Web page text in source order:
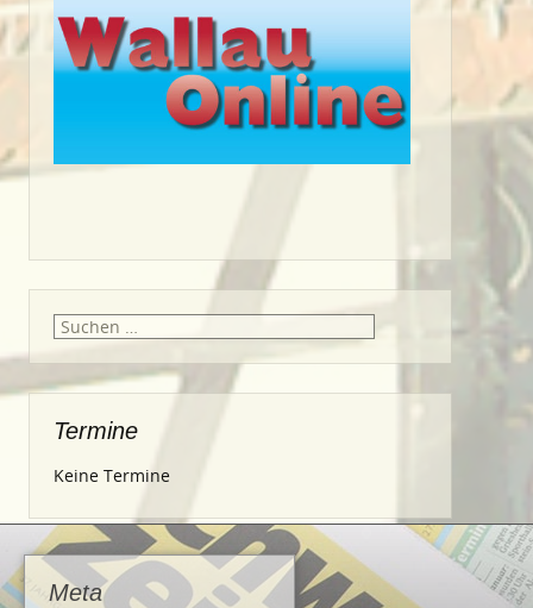
Suche
Termine
Keine Termine
Meta